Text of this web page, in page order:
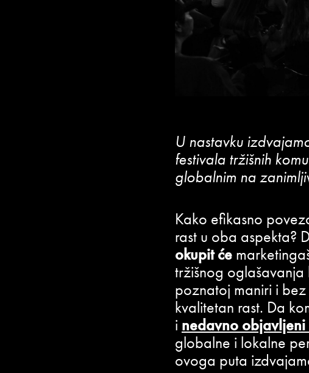
U nastavku
festivala tržišnih
globalnim na
Kako efikasno
rast u oba aspekta?
okupit će
tržišnog
poznatoj maniri i
kvalitetan rast. Da
i nedavno
globalne i lokalne
ovoga puta